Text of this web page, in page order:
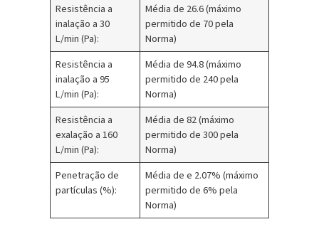
Resistência a
inalação a 30
L/min (Pa):
Média de 26.6 (máximo
permitido de 70 pela
Norma)
Resistência a
inalação a 95
L/min (Pa):
Média de 94.8 (máximo
permitido de 240 pela
Norma)
Resistência a
exalação a 160
L/min (Pa):
Média de 82 (máximo
permitido de 300 pela
Norma)
Penetração de
partículas (%):
Média de e 2.07% (máximo
permitido de 6% pela
Norma)